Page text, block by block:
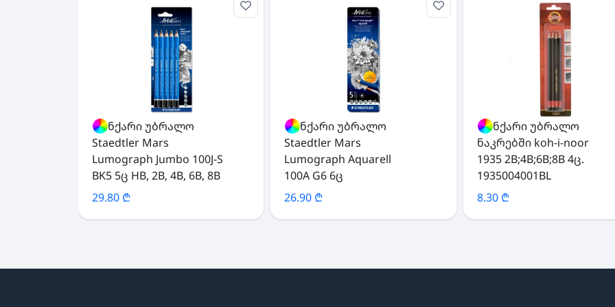
ფანქარი უბრალო
Staedtler Mars
Lumograph Jumbo 100J-S
BK5 5ც HB, 2B, 4B, 6B, 8B
29.80 ₾
ფანქარი უბრალო
Staedtler Mars
Lumograph Aquarell
100A G6 6ც
26.90 ₾
ფანქარი უბრალო
ნაკრებში koh-i-noor
1935 2B;4B;6B;8B 4ც.
1935004001BL
8.30 ₾